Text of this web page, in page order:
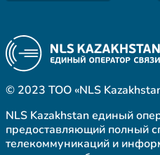
© 2023 ТОО «NLS
NLS Kazakhstan единый
предоставляющий полный
телекоммуникаций и